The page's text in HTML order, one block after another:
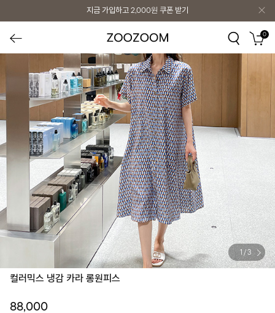
지금 가입하고 2,000원 쿠폰 받기
0
1 / 3
컬러믹스 냉감 카라 롱원피스
88,000